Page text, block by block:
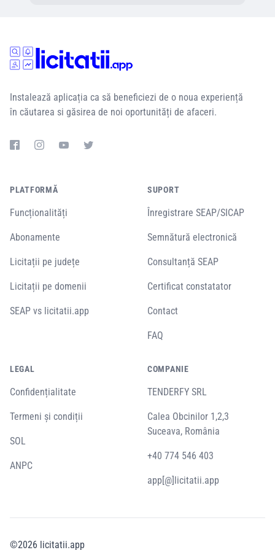
Instalează aplicația ca să beneficiezi de o noua experiență
în căutarea si găsirea de noi oportunități de afaceri.
PLATFORMĂ
Funcționalități
Abonamente
Licitații pe județe
Licitații pe domenii
SEAP vs licitatii.app
SUPORT
Înregistrare SEAP/SICAP
Semnătură electronică
Consultanță SEAP
Certificat constatator
Contact
FAQ
LEGAL
Confidențialitate
Termeni și condiții
SOL
ANPC
COMPANIE
TENDERFY SRL
Calea Obcinilor 1,2,3
Suceava, România
+40 774 546 403
app[@]licitatii.app
©2026 licitatii.app